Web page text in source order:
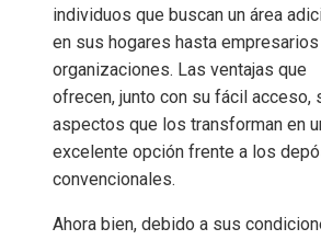
individuos que buscan un área
en sus hogares hasta
organizaciones. Las ventajas que
ofrecen, junto con su fácil acceso,
aspectos que los transforman en
excelente opción frente a los
convencionales.
Ahora bien, debido a sus